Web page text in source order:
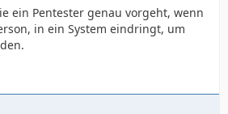
ein Pentester genau vorgeht, wenn
in ein System eindringt, um